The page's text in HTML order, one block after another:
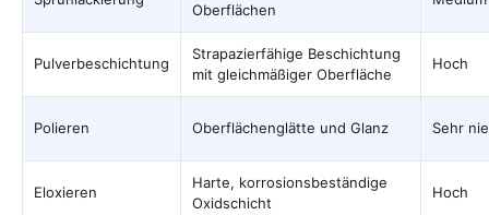
Oberflächen
Pulverbeschichtung
Strapazierfähige Beschichtung
mit gleichmäßiger Oberfläche
Hoch
Polieren Oberflächenglätte und Glanz Sehr
Eloxieren
Harte, korrosionsbeständige
Oxidschicht
Hoch